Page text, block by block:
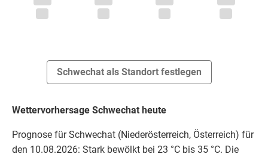
Schwechat als Standort festlegen
Wettervorhersage Schwechat heute
Prognose für Schwechat (Niederösterreich, Österreich) für
den 10.08.2026: Stark bewölkt bei 23 °C bis 35 °C. Die